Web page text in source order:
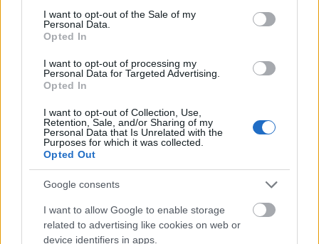
consent section.
I want to opt-out of the Sale of my
Personal Data.
Opted In
I want to opt-out of processing my
Personal Data for Targeted Advertising.
Opted In
I want to opt-out of Collection, Use,
Retention, Sale, and/or Sharing of my
Personal Data that Is Unrelated with the
Purposes for which it was collected.
Opted Out
Google consents
I want to allow Google to enable storage
related to advertising like cookies on web or
device identifiers in apps.
Katrin Korfmann: Kolorit - Vörös
Kormannak hála, most nem kell belevetnünk
magunkat a forgatagba, hogy megláthassuk,
milyen egy igazán színes kultúra.